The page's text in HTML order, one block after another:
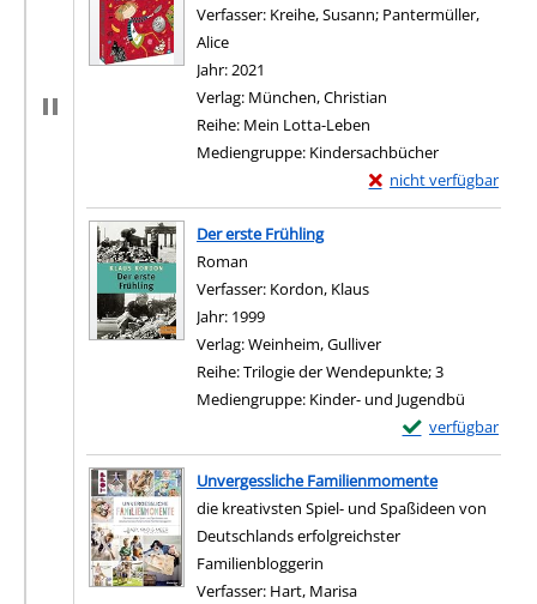
Verfasser: Kreihe, Susann; Pantermüller,
Alice
Jahr:2021
Verlag: München, Christian
Reihe: Mein Lotta-Leben
Mediengruppe: Kindersachbücher
nicht verfügbar
Exemplar-Details von
Zum Download von
Der erste Frühling
Roman
Verfasser: Kordon, Klaus
Jahr: 1999
Verlag:Weinheim, Gulliver
Reihe:Trilogie der Wendepunkte; 3
Mediengruppe: Kinder- und Jugendbü
verfügbar
Exemplar-Details
Zum Download
Unvergessliche Familienmomente
die kreativsten Spiel- und Spaßideen von
Deutschlands erfolgreichster
Familienbloggerin
Verfasser: Hart, Marisa